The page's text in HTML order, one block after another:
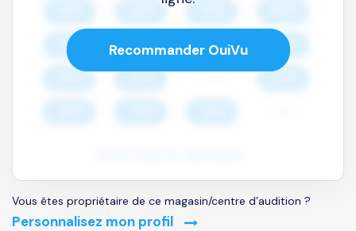
Recommander OuiVu
Vous êtes propriétaire de ce magasin/centre d’audition ?
Personnalisez mon profil